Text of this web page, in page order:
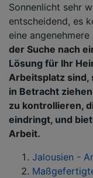
Sonnenlicht sehr
entscheidend, es
eine
der Suche nach
Lösung für Ihr
Arbeitsplatz sind,
in Betracht
zu kontrollieren,
eindringt, und
Arbeit.
Jalousien -